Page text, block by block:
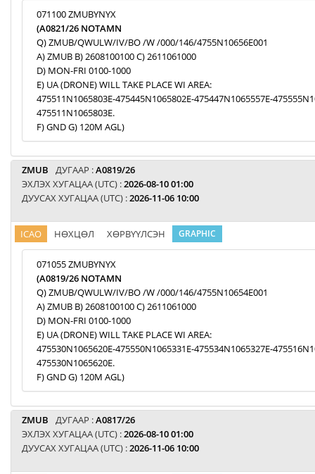
071100 ZMUBYNYX
(A0821/26 NOTAMN
Q) ZMUB/QWULW/IV/BO /W /000/146/4755N10656E001
A) ZMUB B) 2608100100 C) 2611061000
D) MON-FRI 0100-1000
E) UA (DRONE) WILL TAKE PLACE WI AREA:
475511N1065803E-475445N1065802E-475447N1065557E-
475511N1065803E.
F) GND G) 120M AGL)
ZMUB ДУГААР :A0819/26
ЭХЛЭХ ХУГАЦАА (UTC) :2026-08-10 01:00
ДУУСАХ ХУГАЦАА (UTC) :2026-11-06 10:00
ICAO НӨХЦӨЛ ХӨРВҮҮЛСЭН GRAPHIC
071055 ZMUBYNYX
(A0819/26 NOTAMN
Q) ZMUB/QWULW/IV/BO /W /000/146/4755N10654E001
A) ZMUB B) 2608100100 C) 2611061000
D) MON-FRI 0100-1000
E) UA (DRONE) WILL TAKE PLACE WI AREA:
475530N1065620E-475550N1065331E-475534N1065327E-
475530N1065620E.
F) GND G) 120M AGL)
ZMUB ДУГААР :A0817/26
ЭХЛЭХ ХУГАЦАА (UTC) :2026-08-10 01:00
ДУУСАХ ХУГАЦАА (UTC) :2026-11-06 10:00